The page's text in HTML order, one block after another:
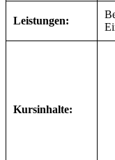
Leistungen:
Kursinhalte: